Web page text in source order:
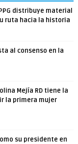
distribuye material
ruta hacia la historia
al consenso en la
Mejía RD tiene la
la primera mujer
su presidente en